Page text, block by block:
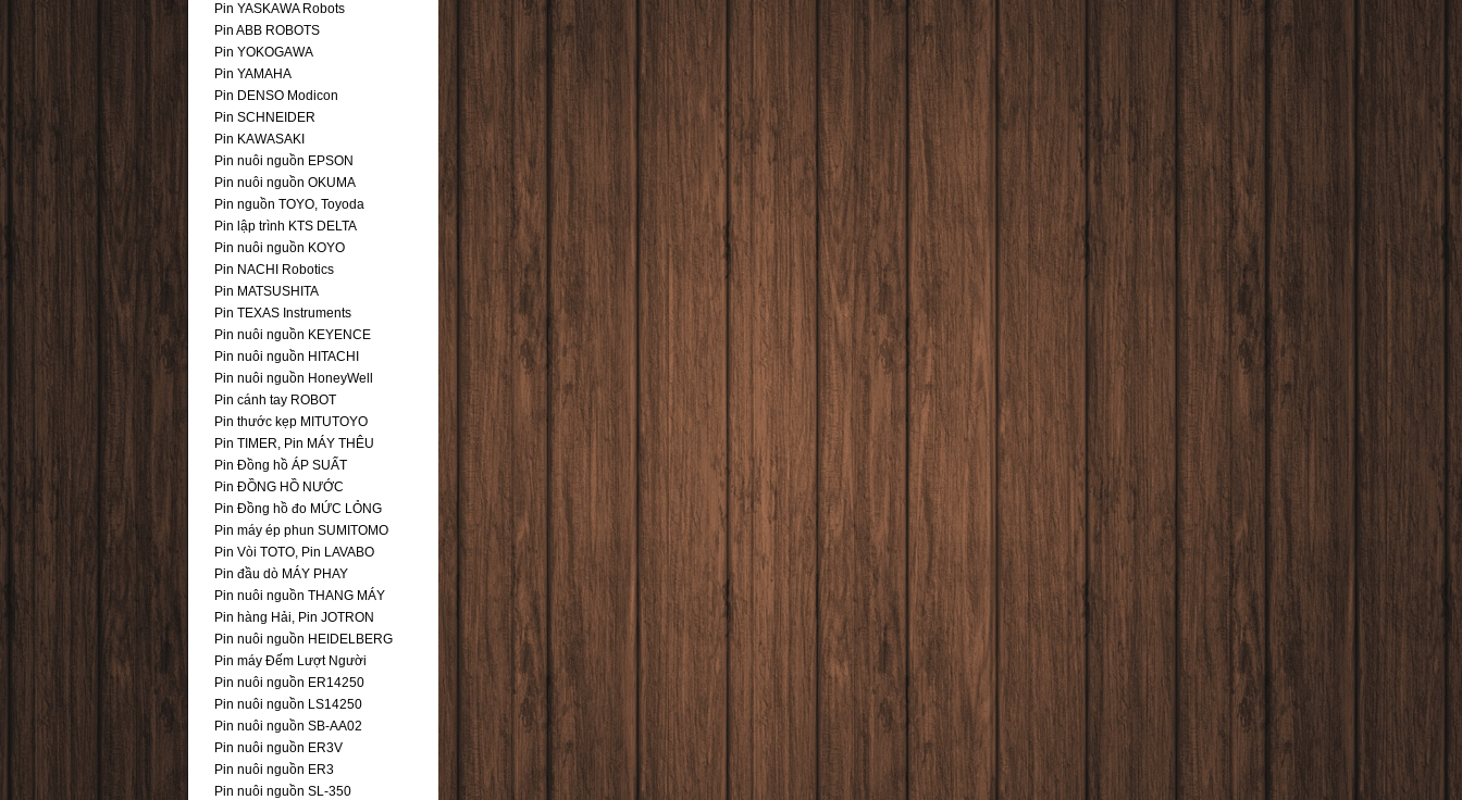
Pin YASKAWA Robots
Pin ABB ROBOTS
Pin YOKOGAWA
Pin YAMAHA
Pin DENSO Modicon
Pin SCHNEIDER
Pin KAWASAKI
Pin nuôi nguồn EPSON
Pin nuôi nguồn OKUMA
Pin nguồn TOYO, Toyoda
Pin lập trình KTS DELTA
Pin nuôi nguồn KOYO
Pin NACHI Robotics
Pin MATSUSHITA
Pin TEXAS Instruments
Pin nuôi nguồn KEYENCE
Pin nuôi nguồn HITACHI
Pin nuôi nguồn HoneyWell
Pin cánh tay ROBOT
Pin thước kẹp MITUTOYO
Pin TIMER, Pin MÁY THÊU
Pin Đồng hồ ÁP SUẤT
Pin ĐỒNG HỒ NƯỚC
Pin Đồng hồ đo MỨC LỎNG
Pin máy ép phun SUMITOMO
Pin Vòi TOTO, Pin LAVABO
Pin đầu dò MÁY PHAY
Pin nuôi nguồn THANG MÁY
Pin hàng Hải, Pin JOTRON
Pin nuôi nguồn HEIDELBERG
Pin máy Đếm Lượt Người
Pin nuôi nguồn ER14250
Pin nuôi nguồn LS14250
Pin nuôi nguồn SB-AA02
Pin nuôi nguồn ER3V
Pin nuôi nguồn ER3
Pin nuôi nguồn SL-350